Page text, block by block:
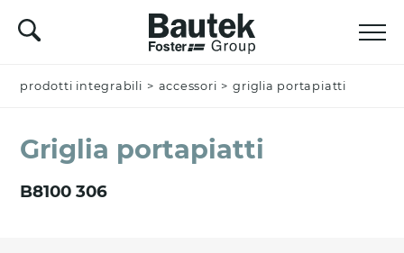
prodotti integrabili > accessori > griglia portapiatti
Griglia portapiatti
B8100 306
Nominativo *